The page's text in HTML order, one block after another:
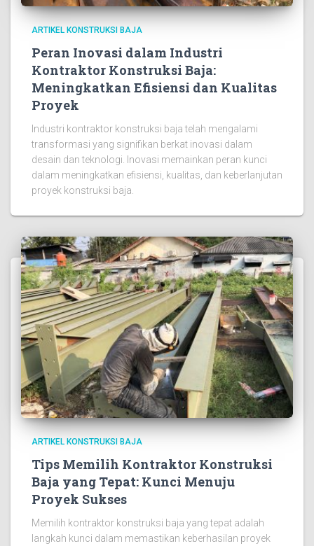
ARTIKEL KONSTRUKSI BAJA
Peran Inovasi dalam Industri
Kontraktor Konstruksi Baja:
Meningkatkan Efisiensi dan Kualitas
Proyek
Industri kontraktor konstruksi baja telah mengalami
transformasi yang signifikan berkat inovasi dalam
desain dan teknologi. Inovasi memainkan peran kunci
dalam meningkatkan efisiensi, kualitas, dan keberlanjutan
proyek konstruksi baja.
ARTIKEL KONSTRUKSI BAJA
Tips Memilih Kontraktor Konstruksi
Baja yang Tepat: Kunci Menuju
Proyek Sukses
Memilih kontraktor konstruksi baja yang tepat adalah
langkah kunci dalam memastikan keberhasilan proyek